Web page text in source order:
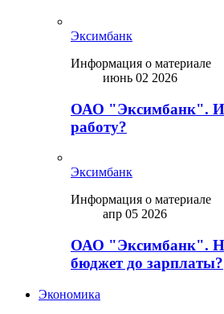
Эксимбанк
Информация о материале
июнь 02 2026
ОАО "Эксимбанк".
работу?
Эксимбанк
Информация о материале
апр 05 2026
ОАО "Эксимбанк".
бюджет до зарплаты?
Экономика